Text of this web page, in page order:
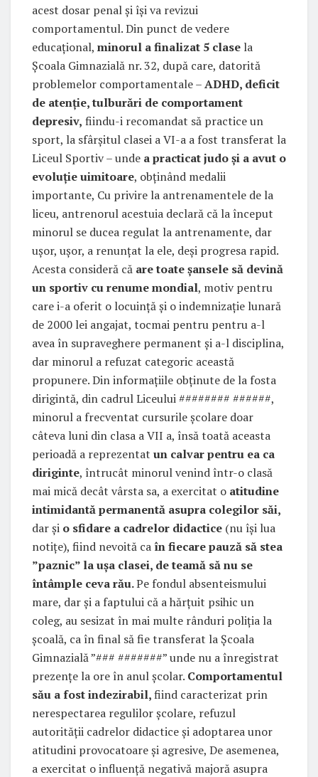
acest dosar penal și își va revizui
comportamentul. Din punct de vedere
educațional, minorul a finalizat 5 clase la
Școala Gimnazială nr. 32, după care, datorită
problemelor comportamentale –ADHD, deficit
de atenție, tulburări de comportament
depresiv, fiindu-i recomandat să practice un
sport, la sfârșitul clasei a VI-a a fost transferat la
Liceul Sportiv – unde a practicat judo și a avut o
evoluție uimitoare, obținând medalii
importante, Cu privire la antrenamentele de la
liceu, antrenorul acestuia declară că la început
minorul se ducea regulat la antrenamente, dar
ușor, ușor, a renunțat la ele, deși progresa rapid.
Acesta consideră că are toate șansele să devină
un sportiv cu renume mondial, motiv pentru
care i-a oferit o locuință și o indemnizație lunară
de 2000 lei angajat, tocmai pentru pentru a-l
avea în supraveghere permanent și a-l disciplina,
dar minorul a refuzat categoric această
propunere. Din informațiile obținute de la fosta
dirigintă, din cadrul Liceului ######## ######,
minorul a frecventat cursurile școlare doar
câteva luni din clasa a VII a, însă toată aceasta
perioadă a reprezentat un calvar pentru ea ca
diriginte, întrucât minorul venind într-o clasă
mai mică decât vârsta sa, a exercitat o atitudine
intimidantă permanentă asupra colegilor săi,
dar și o sfidare a cadrelor didactice (nu își lua
notițe), fiind nevoită ca în fiecare pauză să stea
”paznic” la ușa clasei, de teamă să nu se
întâmple ceva rău.Pe fondul absenteismului
mare, dar și a faptului că a hărțuit psihic un
coleg, au sesizat în mai multe rânduri poliția la
școală, ca în final să fie transferat la Școala
Gimnazială ”### #######” unde nu a înregistrat
prezențe la ore în anul școlar. Comportamentul
său a fost indezirabil,fiind caracterizat prin
nerespectarea regulilor școlare, refuzul
autorității cadrelor didactice și adoptarea unor
atitudini provocatoare și agresive, De asemenea,
a exercitat o influență negativă majoră asupra